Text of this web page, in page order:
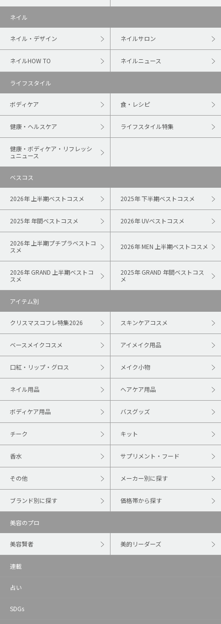
ネイル
ネイル・デザイン ネイルサロン
ネイルHOW TO ネイルニュース
ライフスタイル
ボディケア 食・レシピ
健康・ヘルスケア ライフスタイル特集
健康・ボディケア・リフレッシ
ュニュース
ベスコス
2026年 上半期ベストコスメ 2025年 下半期ベストコスメ
2025年 年間ベストコスメ 2026年 UVベストコスメ
2026年 上半期プチプラベストコ
スメ
2026年 MEN 上半期ベストコスメ
2026年 GRAND 上半期ベストコ
スメ
2025年 GRAND 年間ベストコス
メ
アイテム別
クリスマスコフレ特集2026 スキンケアコスメ
ベースメイクコスメ アイメイク用品
口紅・リップ・グロス メイク小物
ネイル用品 ヘアケア用品
ボディケア用品 バスグッズ
チーク キット
香水 サプリメント・フード
その他 メーカー別に探す
ブランド別に探す 価格帯から探す
美容のプロ
美容賢者 美的リーダーズ
連載
占い
SDGs